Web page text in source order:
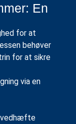
En
for at
behøver
for at sikre
via en
vedhæfte